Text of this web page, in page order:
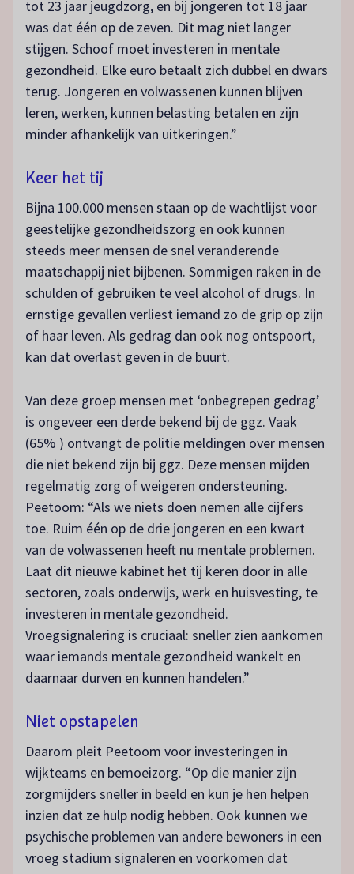
tot 23 jaar jeugdzorg, en bij jongeren tot 18 jaar
was dat één op de zeven. Dit mag niet langer
stijgen. Schoof moet investeren in mentale
gezondheid. Elke euro betaalt zich dubbel en dwars
terug. Jongeren en volwassenen kunnen blijven
leren, werken, kunnen belasting betalen en zijn
minder afhankelijk van uitkeringen.”
Keer het tij
Bijna 100.000 mensen staan op de wachtlijst voor
geestelijke gezondheidszorg en ook kunnen
steeds meer mensen de snel veranderende
maatschappij niet bijbenen. Sommigen raken in de
schulden of gebruiken te veel alcohol of drugs. In
ernstige gevallen verliest iemand zo de grip op zijn
of haar leven. Als gedrag dan ook nog ontspoort,
kan dat overlast geven in de buurt.
Van deze groep mensen met ‘onbegrepen gedrag’
is ongeveer een derde bekend bij de ggz. Vaak
(65% ) ontvangt de politie meldingen over mensen
die niet bekend zijn bij ggz. Deze mensen mijden
regelmatig zorg of weigeren ondersteuning.
Peetoom: “Als we niets doen nemen alle cijfers
toe. Ruim één op de drie jongeren en een kwart
van de volwassenen heeft nu mentale problemen.
Laat dit nieuwe kabinet het tij keren door in alle
sectoren, zoals onderwijs, werk en huisvesting, te
investeren in mentale gezondheid.
Vroegsignalering is cruciaal: sneller zien aankomen
waar iemands mentale gezondheid wankelt en
daarnaar durven en kunnen handelen.”
Niet opstapelen
Daarom pleit Peetoom voor investeringen in
wijkteams en bemoeizorg. “Op die manier zijn
zorgmijders sneller in beeld en kun je hen helpen
inzien dat ze hulp nodig hebben. Ook kunnen we
psychische problemen van andere bewoners in een
vroeg stadium signaleren en voorkomen dat